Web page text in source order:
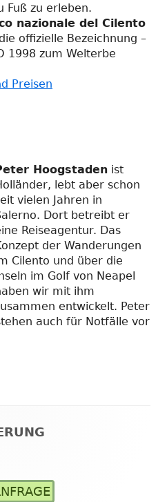
Fuß zu erleben.
nazionale del Cilento
offizielle Bezeichnung –
1998 zum Welterbe
Preisen
Hoogstaden ist
lebt aber schon
vielen Jahren in
Dort betreibt er
Reiseagentur. Das
der Wanderungen
Cilento und über die
im Golf von Neapel
wir mit ihm
entwickelt. Peter
auch für Notfälle vor